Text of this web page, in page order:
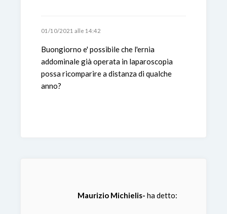
01/10/2021 alle 14:42
Buongiorno e' possibile che l'ernia
addominale già operata in laparoscopia
possa ricomparire a distanza di qualche
anno?
Maurizio Michielis- ha detto: